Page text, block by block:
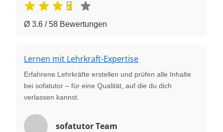
Ø 3.6 / 58 Bewertungen
Lernen mit Lehrkraft-Expertise
Erfahrene Lehrkräfte erstellen und prüfen alle Inhalte
bei sofatutor – für eine Qualität, auf die du dich
verlassen kannst.
sofatutor Team